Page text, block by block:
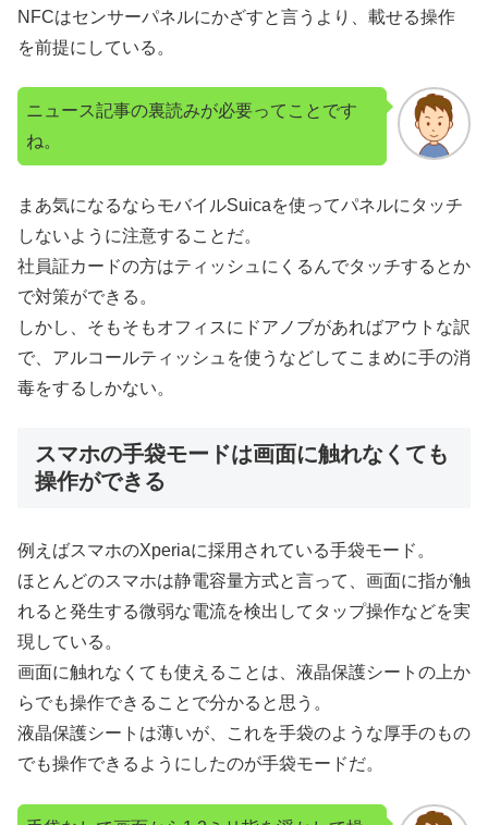
NFCはセンサーパネルにかざすと言うより、載せる操作
を前提にしている。
ニュース記事の裏読みが必要ってことです
ね。
まあ気になるならモバイルSuicaを使ってパネルにタッチ
しないように注意することだ。
社員証カードの方はティッシュにくるんでタッチするとか
で対策ができる。
しかし、そもそもオフィスにドアノブがあればアウトな訳
で、アルコールティッシュを使うなどしてこまめに手の消
毒をするしかない。
スマホの手袋モードは画面に触れなくても
操作ができる
例えばスマホのXperiaに採用されている手袋モード。
ほとんどのスマホは静電容量方式と言って、画面に指が触
れると発生する微弱な電流を検出してタップ操作などを実
現している。
画面に触れなくても使えることは、液晶保護シートの上か
らでも操作できることで分かると思う。
液晶保護シートは薄いが、これを手袋のような厚手のもの
でも操作できるようにしたのが手袋モードだ。